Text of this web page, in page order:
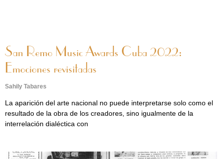
San Remo Music Awards Cuba 2022:
Emociones revisitadas
Sahily Tabares
La aparición del arte nacional no puede interpretarse solo como el
resultado de la obra de los creadores, sino igualmente de la
interrelación dialéctica con